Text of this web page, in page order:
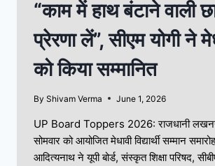
“काम में हाथ बंटाने वाली
प्रेरणा लें”, सीएम योगी ने
को किया सम्मानित
By Shivam Verma June 1, 2026
UP Board Toppers 2026: राजधानी
सोमवार को आयोजित मेधावी विद्यार्थी सम्मान
आदित्यनाथ ने यूपी बोर्ड, संस्कृत शिक्षा परिषद,